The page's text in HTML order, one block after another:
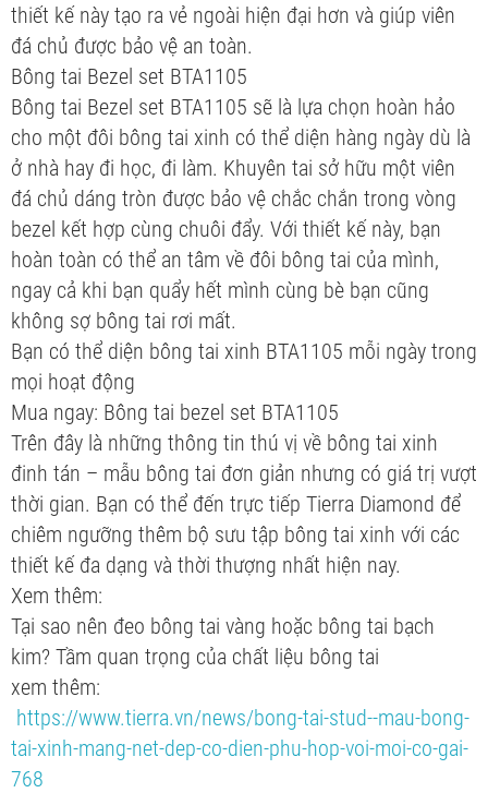
thiết kế này tạo ra vẻ ngoài hiện đại hơn và giúp viên
đá chủ được bảo vệ an toàn.
Bông tai Bezel set BTA1105
Bông tai Bezel set BTA1105 sẽ là lựa chọn hoàn hảo
cho một đôi bông tai xinh có thể diện hàng ngày dù là
ở nhà hay đi học, đi làm. Khuyên tai sở hữu một viên
đá chủ dáng tròn được bảo vệ chắc chắn trong vòng
bezel kết hợp cùng chuôi đẩy. Với thiết kế này, bạn
hoàn toàn có thể an tâm về đôi bông tai của mình,
ngay cả khi bạn quẩy hết mình cùng bè bạn cũng
không sợ bông tai rơi mất.
Bạn có thể diện bông tai xinh BTA1105 mỗi ngày trong
mọi hoạt động
Mua ngay: Bông tai bezel set BTA1105
Trên đây là những thông tin thú vị về bông tai xinh
đinh tán – mẫu bông tai đơn giản nhưng có giá trị vượt
thời gian. Bạn có thể đến trực tiếp Tierra Diamond để
chiêm ngưỡng thêm bộ sưu tập bông tai xinh với các
thiết kế đa dạng và thời thượng nhất hiện nay.
Xem thêm:
Tại sao nên đeo bông tai vàng hoặc bông tai bạch
kim? Tầm quan trọng của chất liệu bông tai
xem thêm:
https://www.tierra.vn/news/bong-tai-stud--mau-bong-
tai-xinh-mang-net-dep-co-dien-phu-hop-voi-moi-co-gai-
768